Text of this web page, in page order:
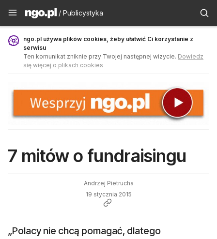
Publicystyka - ngo.pl
/ Publicystyka
ngo.pl używa plików cookies, żeby ułatwić Ci korzystanie z
serwisu
Ten komunikat zniknie przy Twojej następnej wizycie. Dowiedz
się więcej o plikach cookies
7 mitów o fundraisingu
Andrzej Pietrucha
19 stycznia 2015
„Polacy nie chcą pomagać, dlatego